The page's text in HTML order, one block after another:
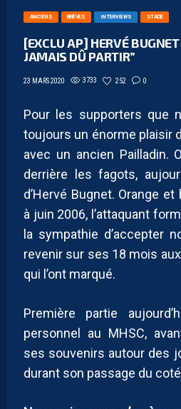
ANCIENS BRÈVES INTERVIEWS STADE
[EXCLU AP] HERVÉ BUGNET
JAMAIS DÛ PARTIR”
23 MARS 2020 3733 252 0
Pour les supporters que
toujours un énorme plaisir
avec un ancien Pailladin.
derrière les fagots,
d’Hervé Bugnet. Orange et
à juin 2006, l’attaquant
la sympathie d’accepter
revenir sur ses 18 mois
qui l’ont marqué.
Première partie
personnel au MHSC,
ses souvenirs autour des
durant son passage du